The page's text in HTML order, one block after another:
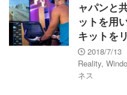
ャパンと
ットを用
キットを
2018/7/13
Reality,
ネス